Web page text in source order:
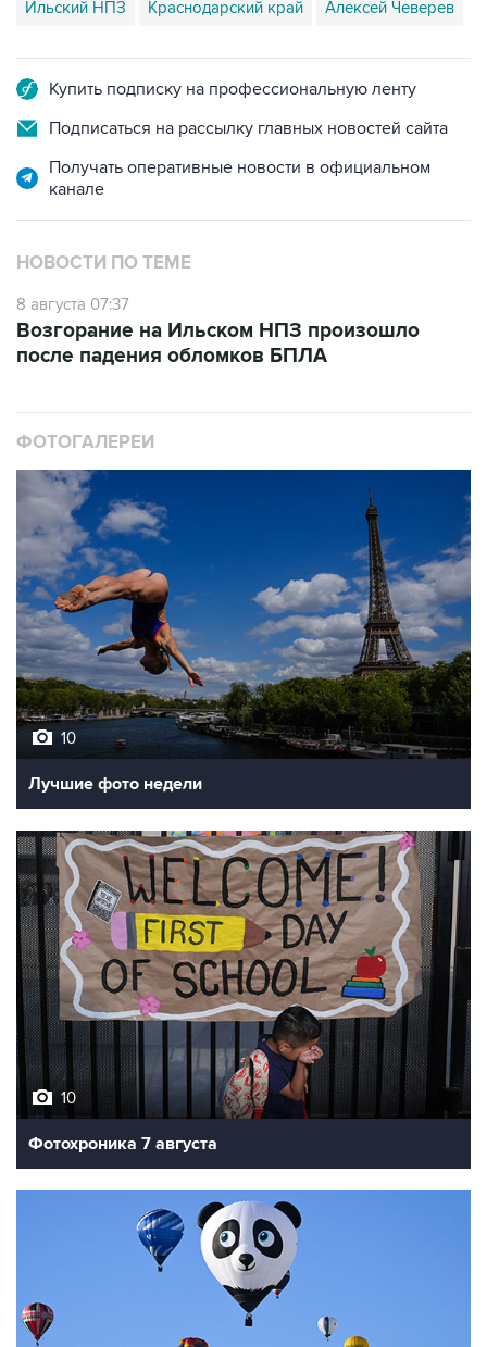
Ильский НПЗ Краснодарский край Алексей Чеверев
Купить подписку на профессиональную ленту
Подписаться на рассылку главных новостей сайта
Получать оперативные новости в официальном
канале
НОВОСТИ ПО ТЕМЕ
8 августа 07:37
Возгорание на Ильском НПЗ произошло
после падения обломков БПЛА
ФОТОГАЛЕРЕИ
10
Лучшие фото недели
10
Фотохроника 7 августа